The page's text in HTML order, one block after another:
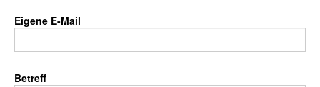
Eigene E-Mail
Betreff